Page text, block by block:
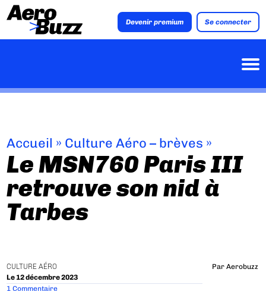
Devenir premium Se connecter
Accueil » Culture Aéro – brèves »
Le MSN760 Paris III
retrouve son nid à
Tarbes
CULTURE AÉRO
Le 12 décembre 2023
Par Aerobuzz
1 Commentaire